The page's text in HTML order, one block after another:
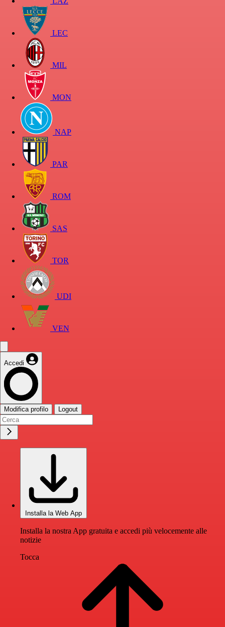
LEC
MIL
MON
NAP
PAR
ROM
SAS
TOR
UDI
VEN
Accedi
Modifica profilo Logout
Installa la Web App
Installa la nostra App gratuita e accedi più velocemente alle
notizie
Tocca